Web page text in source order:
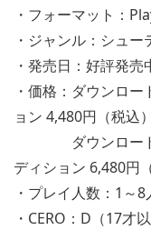
・フォーマット：
・ジャンル：シュー
・発売日：好評発売
・価格：ダウンロ
ョン 4,480円（税込）
ダウンロード版
ディション 6,480円
・プレイ人数：1～8
・CERO：D（17才